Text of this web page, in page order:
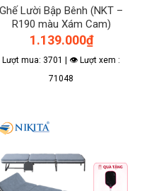
Ghế Lười Bập Bênh (NKT –
R190 màu Xám Cam)
1.139.000₫
Lượt mua: 3701 | 👁 Lượt xem :
71048